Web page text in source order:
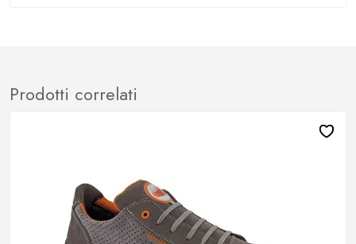
Prodotti correlati